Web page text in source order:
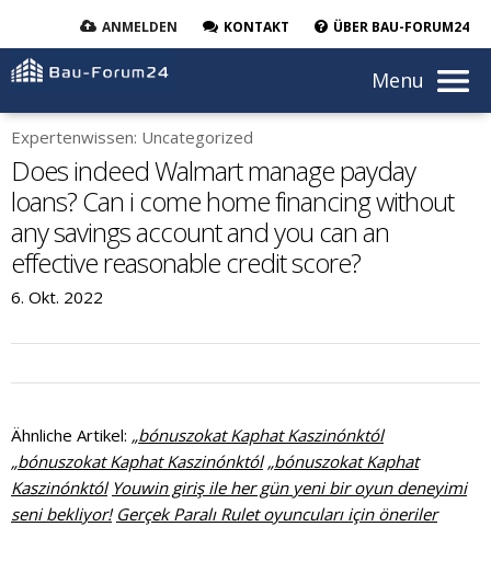
ANMELDEN KONTAKT ÜBER BAU-FORUM24
Menu
Expertenwissen: Uncategorized
Does indeed Walmart manage payday
loans? Can i come home financing without
any savings account and you can an
effective reasonable credit score?
6. Okt. 2022
Ähnliche Artikel: „bónuszokat Kaphat Kaszinónktól
„bónuszokat Kaphat Kaszinónktól „bónuszokat Kaphat
Kaszinónktól Youwin giriş ile her gün yeni bir oyun deneyimi
seni bekliyor! Gerçek Paralı Rulet oyuncuları için öneriler